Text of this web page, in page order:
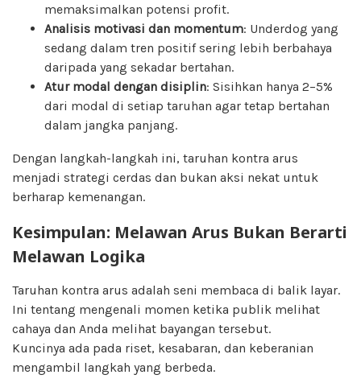
memaksimalkan potensi profit.
Analisis motivasi dan momentum: Underdog yang
sedang dalam tren positif sering lebih berbahaya
daripada yang sekadar bertahan.
Atur modal dengan disiplin: Sisihkan hanya 2–5%
dari modal di setiap taruhan agar tetap bertahan
dalam jangka panjang.
Dengan langkah-langkah ini, taruhan kontra arus
menjadi strategi cerdas dan bukan aksi nekat untuk
berharap kemenangan.
Kesimpulan: Melawan Arus Bukan Berarti
Melawan Logika
Taruhan kontra arus adalah seni membaca di balik layar.
Ini tentang mengenali momen ketika publik melihat
cahaya dan Anda melihat bayangan tersebut.
Kuncinya ada pada riset, kesabaran, dan keberanian
mengambil langkah yang berbeda.